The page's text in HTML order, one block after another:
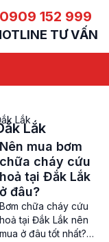
0909 152 999
TƯ VẤN
Lắk
Lắk
Nên mua bơm
chữa cháy cứu
hoả tại Đắk Lắk
ở đâu?
Bơm chữa cháy cứu
hoả tại Đắk Lắk nên
mua ở đâu tốt nhất?